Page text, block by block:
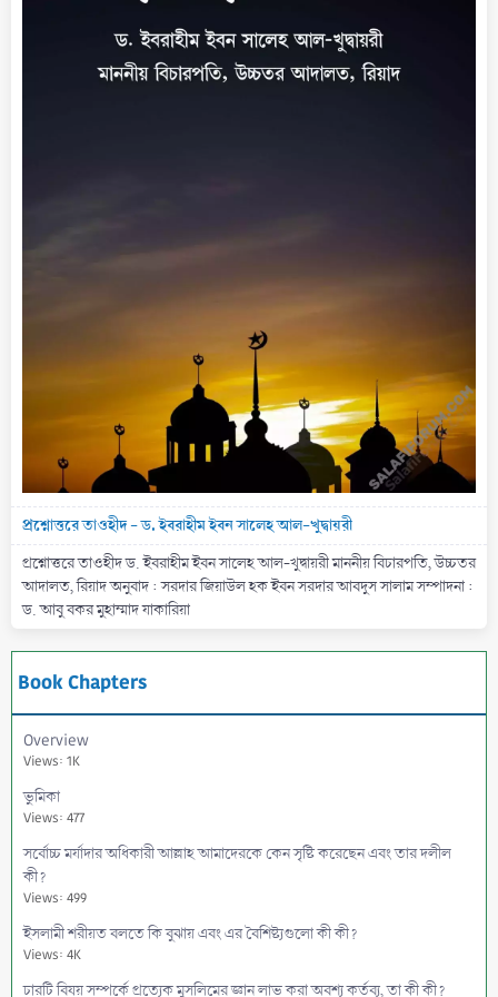
প্রশ্নোত্তরে তাওহীদ - ড. ইবরাহীম ইবন সালেহ আল-খুদ্বায়রী
প্রশ্নোত্তরে তাওহীদ ড. ইবরাহীম ইবন সালেহ আল-খুদ্বায়রী মাননীয় বিচারপতি, উচ্চতর
আদালত, রিয়াদ অনুবাদ : সরদার জিয়াউল হক ইবন সরদার আবদুস সালাম সম্পাদনা :
ড. আবু বকর মুহাম্মাদ যাকারিয়া
Book Chapters
Overview
Views: 1K
ভুমিকা
Views: 477
সর্বোচ্চ মর্যাদার অধিকারী আল্লাহ আমাদেরকে কেন সৃষ্টি করেছেন এবং তার দলীল
কী?
Views: 499
ইসলামী শরীয়ত বলতে কি বুঝায় এবং এর বৈশিষ্ট্যগুলো কী কী?
Views: 4K
চারটি বিষয় সম্পর্কে প্রত্যেক মুসলিমের জ্ঞান লাভ করা অবশ্য কর্তব্য, তা কী কী?